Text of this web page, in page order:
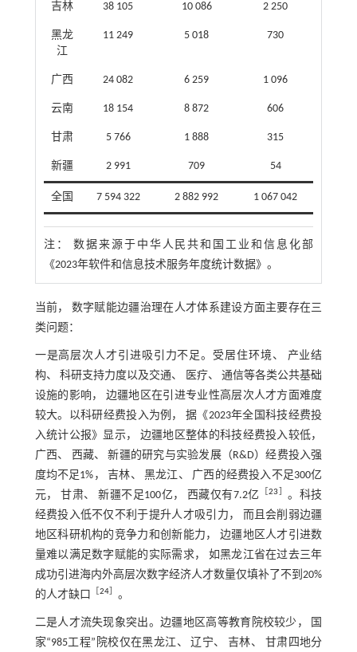
全国 7 594 322 2 882 992 1 067 042
吉林 38 105 10 086 2 250
黑龙
江
11 249 5 018 730
广西 24 082 6 259 1 096
云南 18 154 8 872 606
甘肃 5 766 1 888 315
新疆 2 991 709 54
注：
数据来源于中华人民共和国工业和信息化部
《2023年软件和信息技术服务年度统计数据》。
当前， 数字赋能边疆治理在人才体系建设方面主要存在三
类问题：
一是高层次人才引进吸引力不足。受居住环境、 产业结
构、 科研支持力度以及交通、 医疗、 通信等各类公共基础
设施的影响， 边疆地区在引进专业性高层次人才方面难度
较大。以科研经费投入为例， 据《2023年全国科技经费投
入统计公报》显示， 边疆地区整体的科技经费投入较低，
广西、 西藏、 新疆的研究与实验发展（R&D）经费投入强
度均不足1%， 吉林、 黑龙江、 广西的经费投入不足300亿
元， 甘肃、 新疆不足100亿， 西藏仅有7.2亿
［23］ 。科技
经费投入低不仅不利于提升人才吸引力， 而且会削弱边疆
地区科研机构的竞争力和创新能力， 边疆地区人才引进数
量难以满足数字赋能的实际需求， 如黑龙江省在过去三年
成功引进海内外高层次数字经济人才数量仅填补了不到20%
的人才缺口
［24］ 。
二是人才流失现象突出。边疆地区高等教育院校较少， 国
家“985工程”院校仅在黑龙江、 辽宁、 吉林、 甘肃四地分